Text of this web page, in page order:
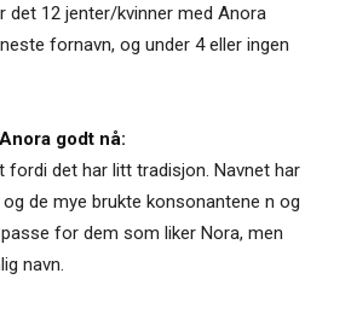
det 12 jenter/kvinner med Anora
fornavn, og under 4 eller ingen
godt nå:
fordi det har litt tradisjon. Navnet har
de mye brukte konsonantene n og
for dem som liker Nora, men
navn.